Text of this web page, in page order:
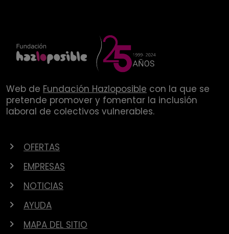
Web de Fundación Hazloposible con la que se
pretende promover y fomentar la inclusión
laboral de colectivos vulnerables.
OFERTAS
EMPRESAS
NOTICIAS
AYUDA
MAPA DEL SITIO